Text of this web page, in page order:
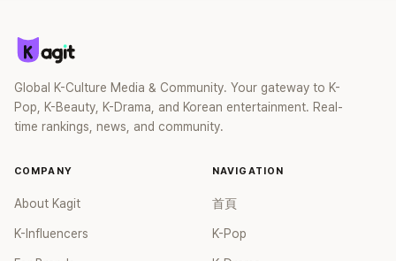
Global K-Culture Media & Community. Your gateway to K-
Pop, K-Beauty, K-Drama, and Korean entertainment. Real-
time rankings, news, and community.
COMPANY
About Kagit
K-Influencers
NAVIGATION
首頁
K-Pop